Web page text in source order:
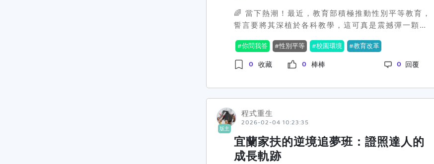
研能量」有些變味。有些人聞之表示深有共鳴，認為
學術問題本來就應該具體化與多元化。例如，國立科
技大學校院協會理事長顏家鈺指出，論文應該考慮實
際應用，像如何將成果轉化為商業產品等。這樣的論
調，也讓許多私立大學倍感振奮，過往一直強調的實
聲音。有些學者認為，論文量化一直是維持學術標準
的核心，而如果全然放棄這樣的量尺，可能造成學術
評價的混亂。這樣的說法，似乎也受到一部分保守派
學者的支持。國科會的強調與教育部的呼應，不禁令
人生疑：究竟是瞬間的政策擁護還是長久的認同轉
變？學術界的未來將如何走下這條漫漫求變之路？各
位怎麼看，應該要重視論文的「質」還是依舊堅持
🌈 當下熱潮！最近，教育部積極推動性別平等教育，
誓言要將其深植於各科教學，這可真是震撼彈一顆。
開，重点是他們培訓了一票學科的種子教師，希望能
夠在語文、數學、社會、健康和科技等各個領域滲透
性別平等的價值觀。🔥 這個政策可不是嘴上說說，
位學生都能在學習中感受到性別的多元與公正。這樣
的舉動當然引起了雙方熱議，而背後的爭議卻是相當
現實。究竟性平教育的推行會如何影響傳統教學模
變呢？🌟 社群上的反應可說是兩極化。不少支持者認
為這是一個極好的機會，讓學校教育能夠跟上社會的
你問我答 性別平等 校園環境 教育改革
0 收藏 0 棒棒 0 回覆
版主
程式重生
2026-02-04 10:23:35
宜蘭家扶的逆境追夢班：證照達人的
成長軌跡